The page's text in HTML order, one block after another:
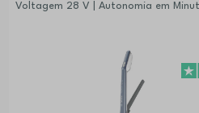
Voltagem 28 V | Autonomia em